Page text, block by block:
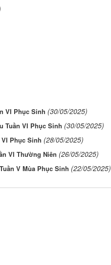
VI Phục Sinh (30/05/2025)
Tuần VI Phục Sinh (30/05/2025)
Phục Sinh (28/05/2025)
VI Thường Niên (26/05/2025)
V Mùa Phục Sinh (22/05/2025)